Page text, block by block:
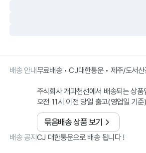
배송 안내무료배송 • CJ대한통운 • 제주/도서
주식회사 개과천선에서 배송되는 상품
오전 11시 이전 당일 출고(영업일 기준)
묶음배송 상품 보기
배송 공지 CJ 대한통운으로 배송 됩니다 !